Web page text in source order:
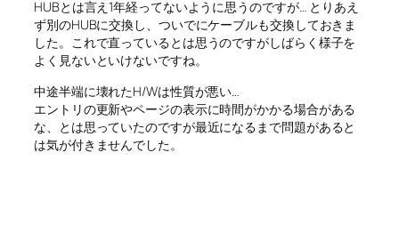
HUBとは言え1年経ってないように思うのですが… とりあえ
ず別のHUBに交換し、ついでにケーブルも交換しておきま
した。これで直っているとは思うのですがしばらく様子を
よく見ないといけないですね。
中途半端に壊れたH/Wは性質が悪い…
エントリの更新やページの表示に時間がかかる場合がある
な、とは思っていたのですが最近になるまで問題があると
は気が付きませんでした。